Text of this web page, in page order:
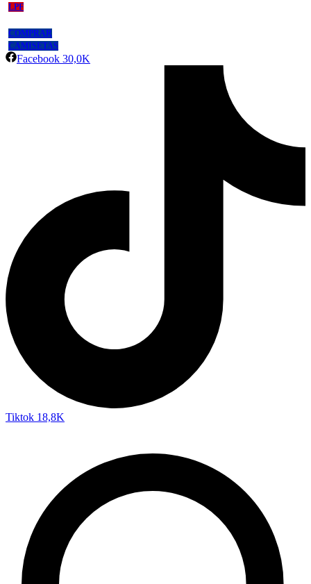
LPF
COMPRAR
CAMISETAS
Facebook 30,0K
Tiktok 18,8K